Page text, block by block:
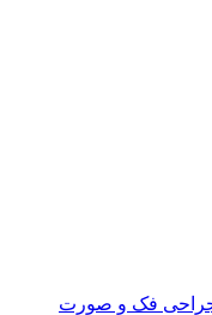
جراحی فک و صورت